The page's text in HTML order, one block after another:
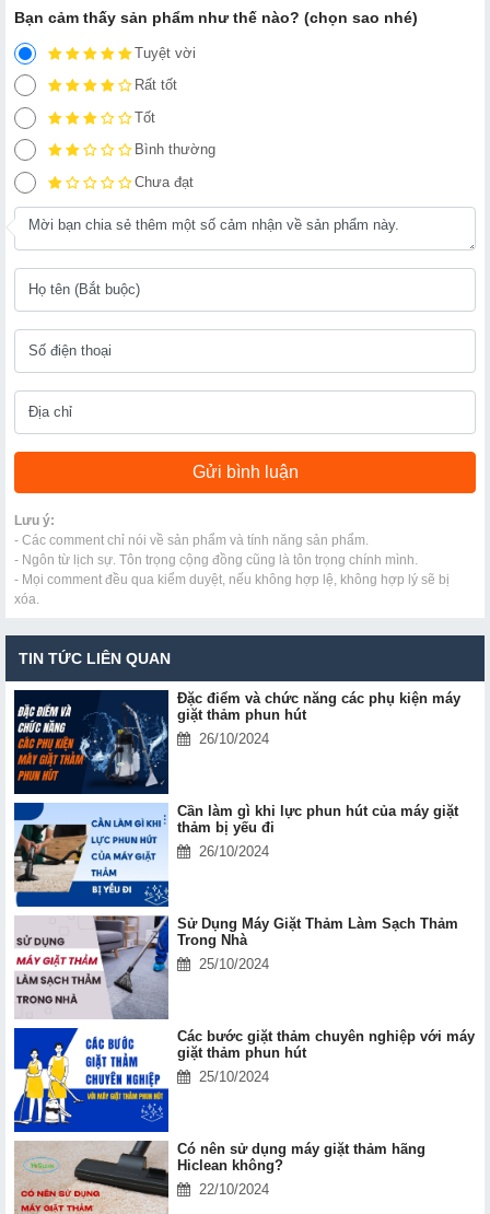
Bạn cảm thấy sản phẩm như thế nào? (chọn sao nhé)
Tuyệt vời
Rất tốt
Tốt
Bình thường
Chưa đạt
Lưu ý:
- Các comment chỉ nói về sản phẩm và tính năng sản phẩm.
- Ngôn từ lịch sự. Tôn trọng cộng đồng cũng là tôn trọng chính mình.
- Mọi comment đều qua kiểm duyệt, nếu không hợp lệ, không hợp lý sẽ bị
xóa.
TIN TỨC LIÊN QUAN
Đặc điểm và chức năng các phụ kiện máy
giặt thảm phun hút
26/10/2024
Cần làm gì khi lực phun hút của máy giặt
thảm bị yếu đi
26/10/2024
Sử Dụng Máy Giặt Thảm Làm Sạch Thảm
Trong Nhà
25/10/2024
Các bước giặt thảm chuyên nghiệp với máy
giặt thảm phun hút
25/10/2024
Có nên sử dụng máy giặt thảm hãng
Hiclean không?
22/10/2024